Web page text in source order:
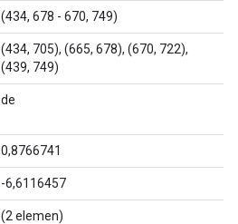
(434, 678 - 670, 749)
(434, 705), (665, 678), (670, 722),
(439, 749)
de
0,8766741
-6,6116457
(2 elemen)